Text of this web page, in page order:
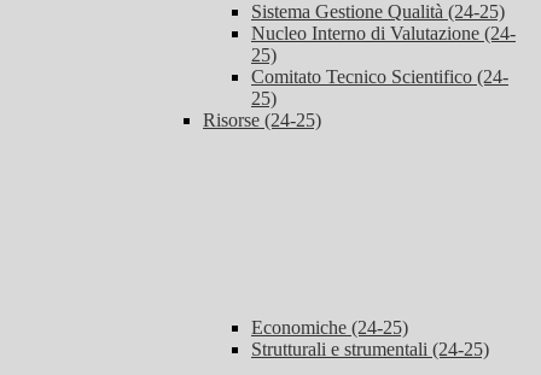
Sistema Gestione Qualità (24-25)
Nucleo Interno di Valutazione (24-
25)
Comitato Tecnico Scientifico (24-
25)
Risorse (24-25)
Economiche (24-25)
Strutturali e strumentali (24-25)